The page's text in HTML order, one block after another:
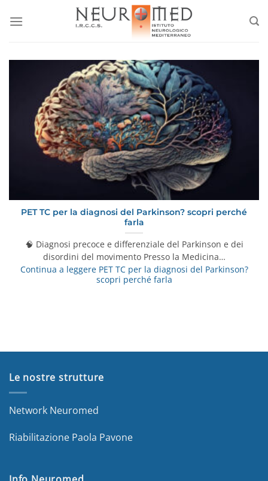
PET TC per la diagnosi del Parkinson? scopri perché
farla
🧠 Diagnosi precoce e differenziale del Parkinson e dei
disordini del movimento Presso la Medicina…
Continua a leggerePET TC per la diagnosi del Parkinson?
scopri perché farla
Le nostre strutture
Network Neuromed
Riabilitazione Paola Pavone